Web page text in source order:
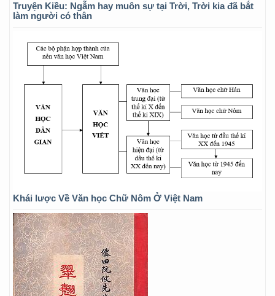
Truyện Kiều: Ngẫm hay muôn sự tại Trời, Trời kia đã bắt
làm người có thân
Khái lược Về Văn học Chữ Nôm Ở Việt Nam